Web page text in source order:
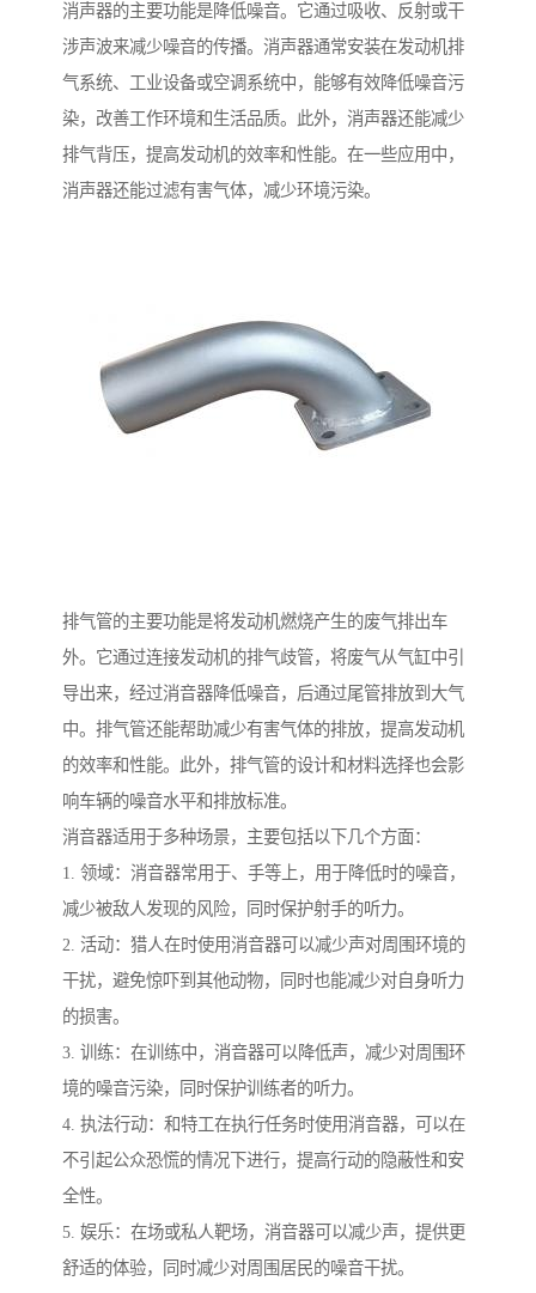
消声器的主要功能是降低噪音。它通过吸收、反射或干
涉声波来减少噪音的传播。消声器通常安装在发动机排
气系统、工业设备或空调系统中，能够有效降低噪音污
染，改善工作环境和生活品质。此外，消声器还能减少
排气背压，提高发动机的效率和性能。在一些应用中，
消声器还能过滤有害气体，减少环境污染。
排气管的主要功能是将发动机燃烧产生的废气排出车
外。它通过连接发动机的排气歧管，将废气从气缸中引
导出来，经过消音器降低噪音，后通过尾管排放到大气
中。排气管还能帮助减少有害气体的排放，提高发动机
的效率和性能。此外，排气管的设计和材料选择也会影
响车辆的噪音水平和排放标准。
消音器适用于多种场景，主要包括以下几个方面：
1. 领域：消音器常用于、手等上，用于降低时的噪音，
减少被敌人发现的风险，同时保护射手的听力。
2. 活动：猎人在时使用消音器可以减少声对周围环境的
干扰，避免惊吓到其他动物，同时也能减少对自身听力
的损害。
3. 训练：在训练中，消音器可以降低声，减少对周围环
境的噪音污染，同时保护训练者的听力。
4. 执法行动：和特工在执行任务时使用消音器，可以在
不引起公众恐慌的情况下进行，提高行动的隐蔽性和安
全性。
5. 娱乐：在场或私人靶场，消音器可以减少声，提供更
舒适的体验，同时减少对周围居民的噪音干扰。